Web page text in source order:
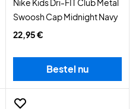
Nike Kids Dri-FIT Club Metal
Swoosh Cap Midnight Navy
22,95 €
Bestel nu